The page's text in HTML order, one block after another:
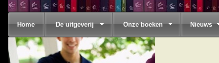
Home De uitgeverij Onze boeken Nieuws